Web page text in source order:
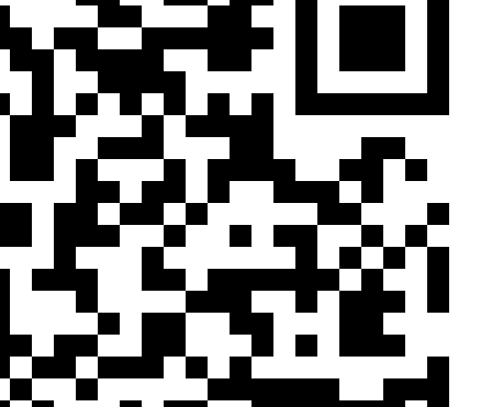
dans les démarches administratives liées à
la récupération de points de permis. -
Conseils personnalisés pour adopter une
vos points de permis à Montpellier
avec CACOSER